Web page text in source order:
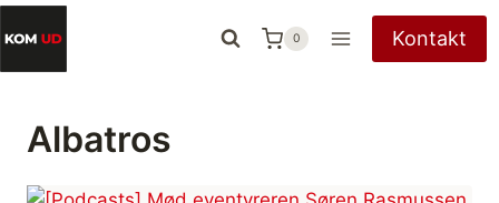
Fortsæt
til
indhold
0 Kontakt
Albatros